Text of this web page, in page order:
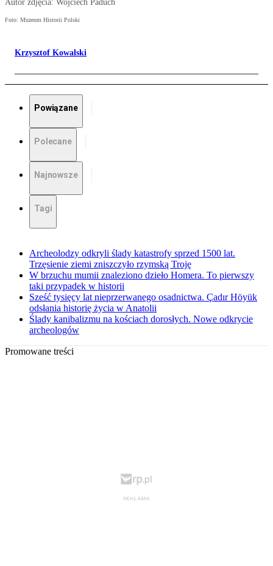
Autor zdjęcia: Wojciech Paduch
Foto: Muzeum Historii Polski
Krzysztof Kowalski
Powiązane
Polecane
Najnowsze
Tagi
Archeolodzy odkryli ślady katastrofy sprzed 1500 lat.
Trzęsienie ziemi zniszczyło rzymską Troję
W brzuchu mumii znaleziono dzieło Homera. To pierwszy
taki przypadek w historii
Sześć tysięcy lat nieprzerwanego osadnictwa. Çadır Höyük
odsłania historię życia w Anatolii
Ślady kanibalizmu na kościach dorosłych. Nowe odkrycie
archeologów
Promowane treści